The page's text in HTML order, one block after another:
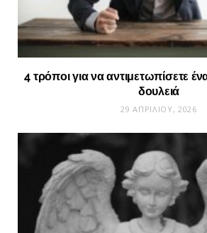
4 τρόποι για να αντιμετωπίσετε
δουλειά
29 ΑΠΡΙΛΊΟΥ, 2026